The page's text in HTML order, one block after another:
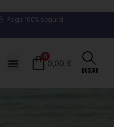
Pago 100% seguro
0
0,00 €
Buscar